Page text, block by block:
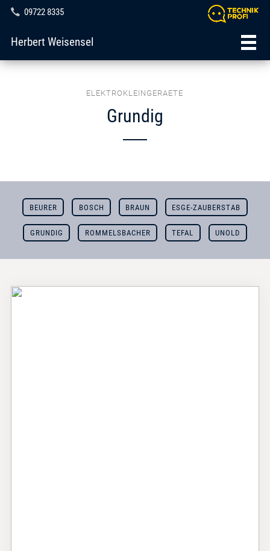
09722 8335
Herbert Weisensel
ELEKTROKLEINGERAETE
Grundig
BEURER BOSCH BRAUN ESGE-ZAUBERSTAB
GRUNDIG ROMMELSBACHER TEFAL UNOLD